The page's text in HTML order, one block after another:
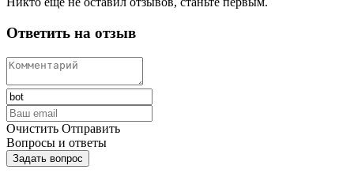
Ответить на отзыв
Очистить Отправить
Вопросы и ответы
Задать вопрос